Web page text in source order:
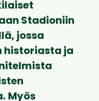
Stadioniin
jossa
historiasta ja
Myös